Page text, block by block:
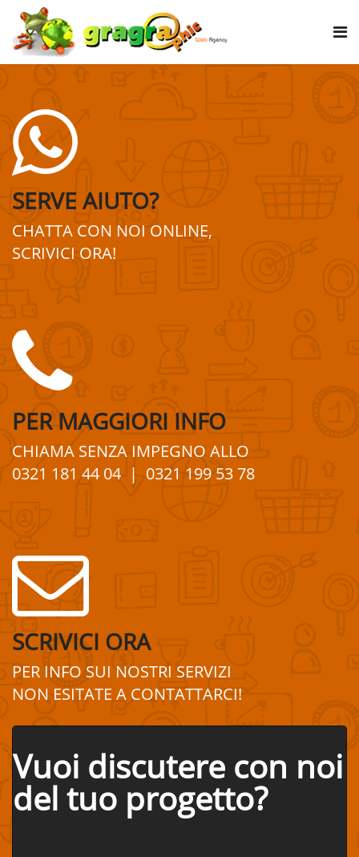
SERVE AIUTO?
CHATTA CON NOI ONLINE,
SCRIVICI ORA!
PERMAGGIORI INFO
CHIAMA SENZA IMPEGNOALLO
0321 181 44 04 | 0321 199 53 78
SCRIVICI ORA
PER INFO SUINOSTRI SERVIZI
NON ESITATE A CONTATTARCI!
Vuoi discutere con noi
del tuo progetto?